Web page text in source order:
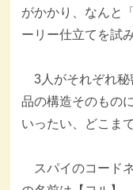
がかかり、なんと
ーリー仕立てを試
3人がそれぞれ秘
品の構造そのもの
いったい、どこま
スパイのコード